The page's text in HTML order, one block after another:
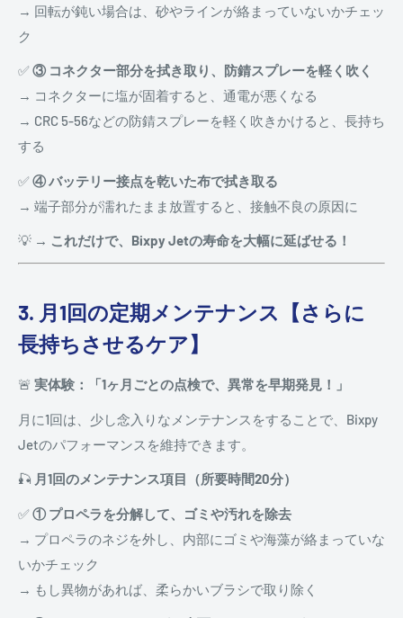
→ 回転が鈍い場合は、砂やラインが絡まっていないかチェッ
ク
✅③ コネクター部分を拭き取り、防錆スプレーを軽く吹く
→ コネクターに塩が固着すると、通電が悪くなる
→ CRC 5-56などの防錆スプレーを軽く吹きかけると、長持ち
する
✅④ バッテリー接点を乾いた布で拭き取る
→ 端子部分が濡れたまま放置すると、接触不良の原因に
💡 → これだけで、Bixpy Jetの寿命を大幅に延ばせる！
3. 月1回の定期メンテナンス【さらに
長持ちさせるケア】
🚨 実体験：「1ヶ月ごとの点検で、異常を早期発見！」
月に1回は、少し念入りなメンテナンスをすることで、Bixpy
Jetのパフォーマンスを維持できます。
🎣 月1回のメンテナンス項目（所要時間20分）
✅① プロペラを分解して、ゴミや汚れを除去
→ プロペラのネジを外し、内部にゴミや海藻が絡まっていな
いかチェック
→ もし異物があれば、柔らかいブラシで取り除く